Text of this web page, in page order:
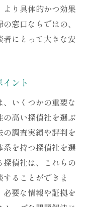
具体策
理由安心感と確
の特徴
実績
ローチ
り組み
より具体的かつ効果
窓口ならではの、
者にとって大きな安
ント
いくつかの重要な
高い探偵社を選ぶ
調査実績や評判を
を持つ探偵社を選
探偵社は、これらの
ることができま
要な情報や証拠を